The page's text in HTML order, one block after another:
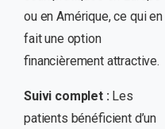
ou en Amérique, ce qui en
fait une option
financièrement attractive.
Suivi complet :Les
patients bénéficient d’un